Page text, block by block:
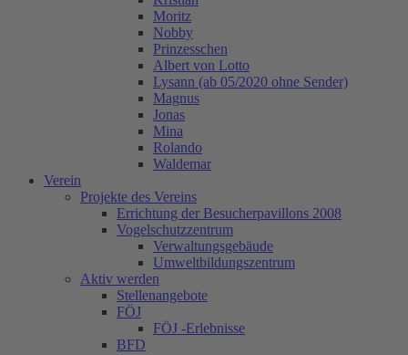
Moritz
Nobby
Prinzesschen
Albert von Lotto
Lysann (ab 05/2020 ohne Sender)
Magnus
Jonas
Mina
Rolando
Waldemar
Verein
Projekte des Vereins
Errichtung der Besucherpavillons 2008
Vogelschutzzentrum
Verwaltungsgebäude
Umweltbildungszentrum
Aktiv werden
Stellenangebote
FÖJ
FÖJ -Erlebnisse
BFD